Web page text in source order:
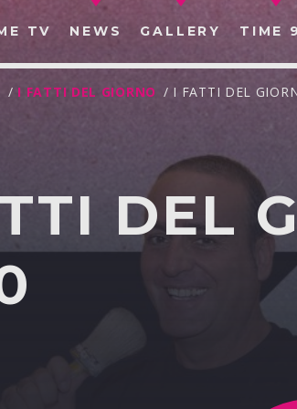
TV NEWS GALLERY TIME
CERCA
/ I FATTI DEL GIORNO / I FATTI DEL
DEL